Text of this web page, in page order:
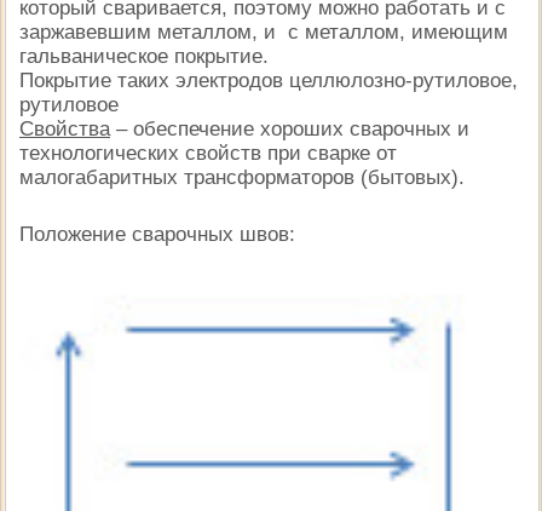
который сваривается, поэтому можно работать и с
заржавевшим металлом, и с металлом, имеющим
гальваническое покрытие.
Покрытие таких электродов целлюлозно-рутиловое,
рутиловое
Свойства– обеспечение хороших сварочных и
технологических свойств при сварке от
малогабаритных трансформаторов (бытовых).
Положение сварочных швов: